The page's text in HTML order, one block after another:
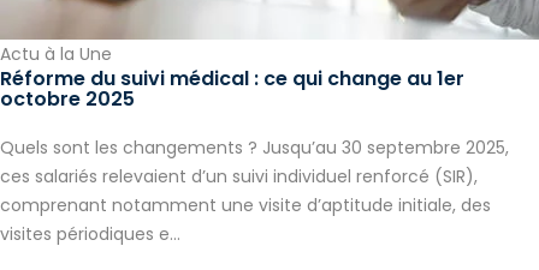
Actu à la Une
Réforme du suivi médical : ce qui change au 1er
octobre 2025
Quels sont les changements ? Jusqu’au 30 septembre 2025,
ces salariés relevaient d’un suivi individuel renforcé (SIR),
comprenant notamment une visite d’aptitude initiale, des
visites périodiques e...